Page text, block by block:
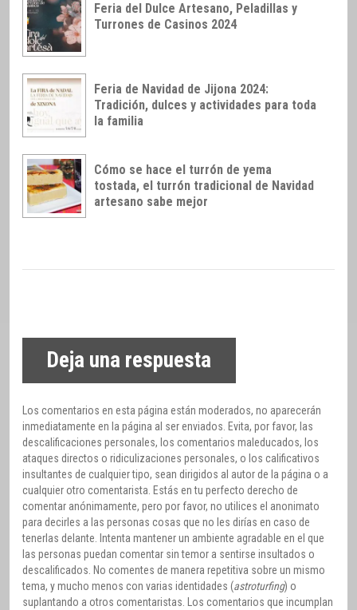
Feria del Dulce Artesano, Peladillas y
Turrones de Casinos 2024
Feria de Navidad de Jijona 2024:
Tradición, dulces y actividades para toda
la familia
Cómo se hace el turrón de yema
tostada, el turrón tradicional de Navidad
artesano sabe mejor
Deja una respuesta
Los comentarios en esta página están moderados, no aparecerán
inmediatamente en la página al ser enviados. Evita, por favor, las
descalificaciones personales, los comentarios maleducados, los
ataques directos o ridiculizaciones personales, o los calificativos
insultantes de cualquier tipo, sean dirigidos al autor de la página o a
cualquier otro comentarista. Estás en tu perfecto derecho de
comentar anónimamente, pero por favor, no utilices el anonimato
para decirles a las personas cosas que no les dirías en caso de
tenerlas delante. Intenta mantener un ambiente agradable en el que
las personas puedan comentar sin temor a sentirse insultados o
descalificados. No comentes de manera repetitiva sobre un mismo
tema, y mucho menos con varias identidades (astroturfing) o
suplantando a otros comentaristas. Los comentarios que incumplan